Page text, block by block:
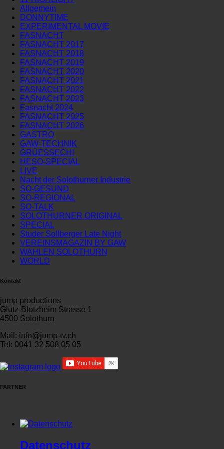
Allgemein
DONNYTIME
EXPERIMENTAL MOVIE
FASNACHT
FASNACHT 2017
FASNACHT 2018
FASNACHT 2019
FASNACHT 2020
FASNACHT 2021
FASNACHT 2022
FASNACHT 2023
Fasnacht 2024
FASNACHT 2025
FASNACHT 2026
GASTRO
GAW-TECHNIK
GRÜESSECH!
HESO-SPECIAL
LIVE
Nacht der Solothurner Industrie
SO-GESUND
SO-REGIONAL
SO-TALK
SOLOTHURNER ORIGINAL
SPECIAL
Studer Sollberger Late Night
VEREINSMAGAZIN BY GAW
WAHLEN SOLOTHURN
WORLD
Kontakt
jump productions
Glutz-Blotzheim Strasse 1
4500 Solothurn
Mail: info@jump-tv.ch
Tel: 0041 32 508 05 05
PARTNER
Datenschutz